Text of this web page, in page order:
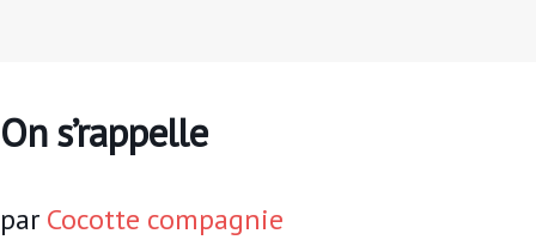
On s’rappelle
par Cocotte compagnie